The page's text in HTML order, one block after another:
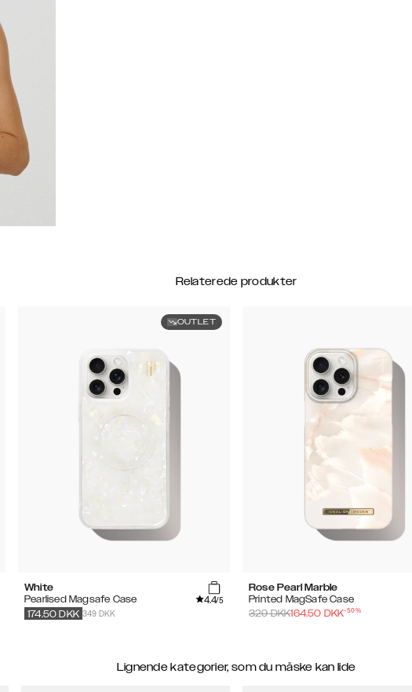
Relaterede produkter
OUTLET
White
Pearlised Magsafe Case
4.4/5
349 DKK
174.50 DKK
Rose Pearl Marble
Printed MagSafe Case
329DKK164.50 DKK-50%
Lignende kategorier, som du måske kan lide